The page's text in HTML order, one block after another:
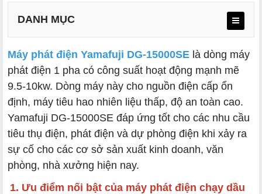
DANH MỤC
Máy phát điện Yamafuji DG-15000SE là dòng máy
phát điện 1 pha có công suất hoạt động mạnh mẽ
9.5-10kw. Dòng máy này cho nguồn điện cấp ổn
định, máy tiêu hao nhiên liệu thấp, độ an toàn cao.
Yamafuji DG-15000SE đáp ứng tốt cho các nhu cầu
tiêu thụ điện, phát điện và dự phòng điện khi xảy ra
sự cố cho các cơ sở sản xuất kinh doanh, văn
phòng, nhà xưởng hiện nay.
1. Ưu điểm nối bật của máy phát điện chạy dầu